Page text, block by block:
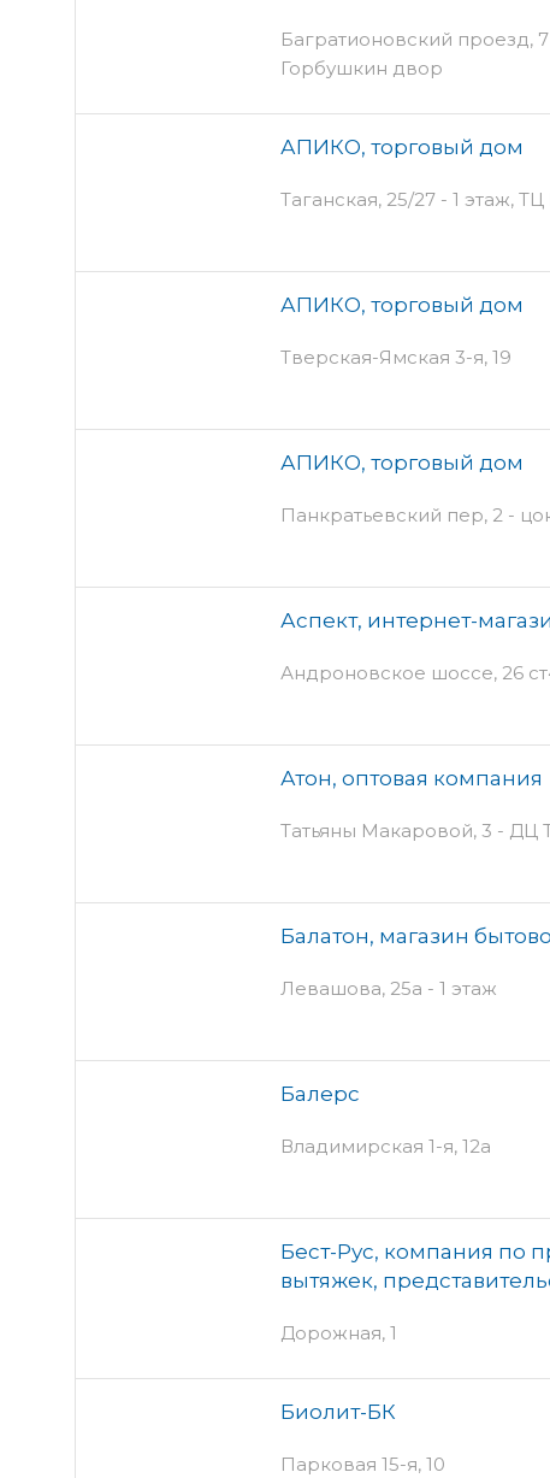
Багратионовский проезд,
Горбушкин двор
АПИКО, торговый дом
Таганская, 25/27 - 1 этаж,
АПИКО, торговый дом
Тверская-Ямская 3-я, 19
АПИКО, торговый дом
Панкратьевский пер, 2 -
Аспект, интернет-
Андроновское шоссе, 26
Атон, оптовая компания
Татьяны Макаровой, 3 - ДЦ
Балатон, магазин
Левашова, 25а - 1 этаж
Балерс
Владимирская 1-я, 12а
Бест-Рус, компания по
вытяжек,
Дорожная, 1
Биолит-БК
Парковая 15-я, 10